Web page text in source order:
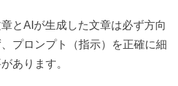
とAIが生成した文章は必ず方向
プロンプト（指示）を正確に細
あります。